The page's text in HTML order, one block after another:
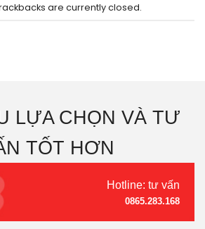
are currently closed.
LỰA CHỌN VÀ TƯ
TỐT HƠN
Hotline: tư vấn
0865.283.168